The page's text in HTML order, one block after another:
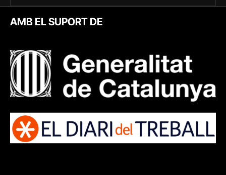
AMB EL SUPORT DE